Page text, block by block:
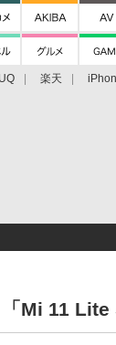
UQ 楽天
Mi 11 Lite